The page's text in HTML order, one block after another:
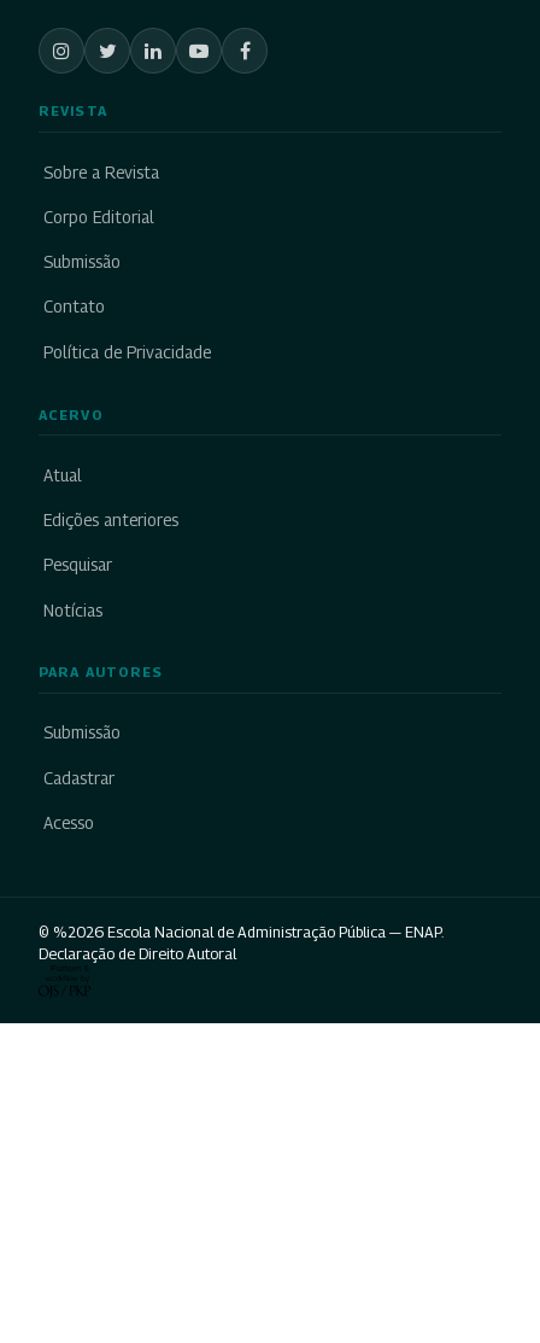
REVISTA
Sobre a Revista
Corpo Editorial
Submissão
Contato
Política de Privacidade
ACERVO
Atual
Edições anteriores
Pesquisar
Notícias
PARA AUTORES
Submissão
Cadastrar
Acesso
© %2026 Escola Nacional de Administração Pública — ENAP.
Declaração de Direito Autoral